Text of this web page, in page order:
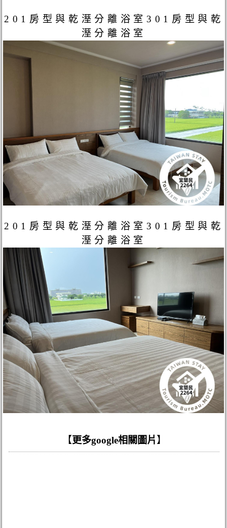
201房型與乾溼分離浴室301房型與乾
溼分離浴室
201房型與乾溼分離浴室301房型與乾
溼分離浴室
【更多google相關圖片 】